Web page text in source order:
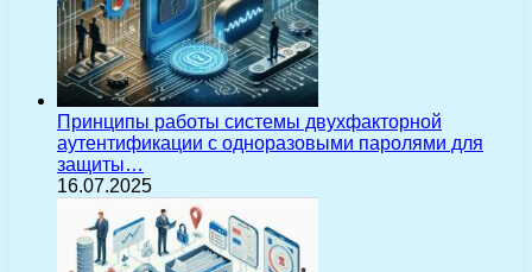
Принципы работы системы двухфакторной
аутентификации с одноразовыми паролями для
защиты…
16.07.2025